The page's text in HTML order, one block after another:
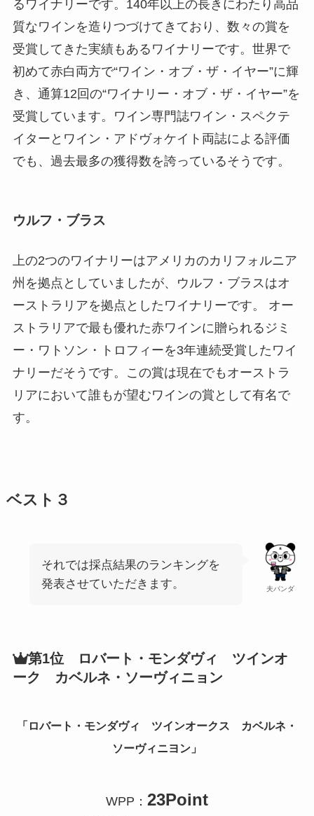
るワイナリーです。140年以上の長きにわたり高品
質なワインを造りつづけてきており、数々の賞を
受賞してきた実績もあるワイナリーです。世界で
初めて赤白両方で“ワイン・オブ・ザ・イヤー”に輝
き、通算12回の“ワイナリー・オブ・ザ・イヤー”を
受賞しています。ワイン専門誌ワイン・スペクテ
イターとワイン・アドヴォケイト両誌による評価
でも、過去最多の獲得数を誇っているそうです。
ウルフ・ブラス
上の2つのワイナリーはアメリカのカリフォルニア
州を拠点としていましたが、ウルフ・ブラスはオ
ーストラリアを拠点としたワイナリーです。 オー
ストラリアで最も優れた赤ワインに贈られるジミ
ー・ワトソン・トロフィーを3年連続受賞したワイ
ナリーだそうです。この賞は現在でもオーストラ
リアにおいて誰もが望むワインの賞として有名で
す。
ベスト３
夫パンダ
それでは採点結果のランキングを
発表させていただきます。
第1位 ロバート・モンダヴィ ツインオ
ーク カベルネ・ソーヴィニョン
「 ロバート・モンダヴィ ツインオークス カベルネ・
ソーヴィニヨン 」
WPP： 23Point